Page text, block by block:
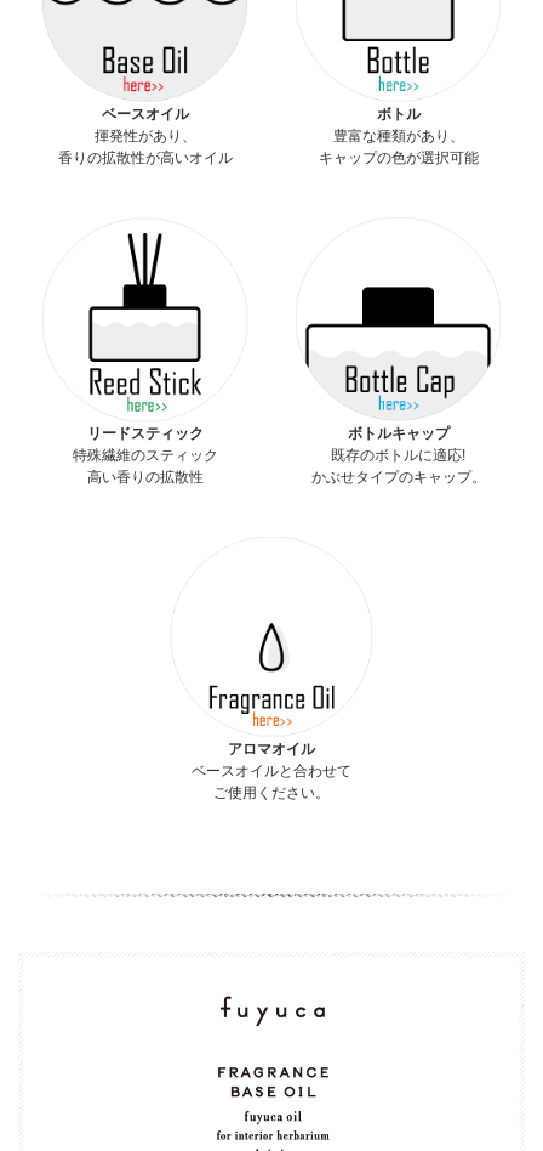
ベースオイル
揮発性があり、
香りの拡散性が高いオイル
ボトル
豊富な種類があり、
キャップの色が選択可能
リードスティック
特殊繊維のスティック
高い香りの拡散性
ボトルキャップ
既存のボトルに適応!
かぶせタイプのキャップ。
アロマオイル
ベースオイルと合わせて
ご使用ください。